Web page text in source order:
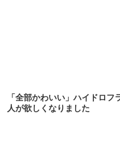
「全部かわいい」ハイドロ
人が欲しくなりました